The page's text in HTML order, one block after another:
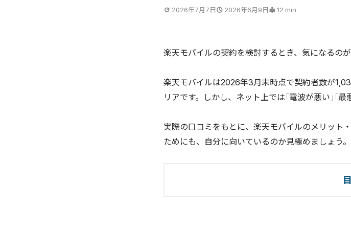
2026年7月7日 2026年6月9日 12 min
楽天モバイルの契約を検討するとき、気になるのが
楽天モバイルは2026年3月末時点で契約者数が
リアです。しかし、ネット上では「電波が悪い」「
実際の口コミをもとに、楽天モバイルのメリット
ためにも、自分に向いているのか見極めましょう。